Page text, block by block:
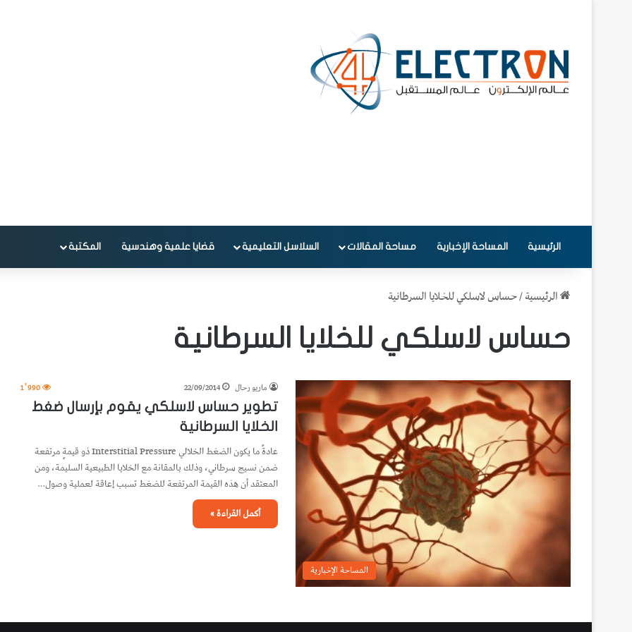
الرئيسية المساحة الإخبارية مساحة المقالات السلاسل التعليمية قضايا علمية وهندسية المكتبة
الرئيسية/حساس لاسلكي للخلايا السرطانية
حساس لاسلكي للخلايا السرطانية
المساحة الإخبارية
ماريو رحال 22/09/2014
1٬990
تطوير حساس لاسلكي يقوم بإرسال ضغط
الخلايا السرطانية
عادةً ما يكون الضغط الخلالي Interstitial Pressure ذو قيمةٍ مرتفعة
ضمن نسيج سرطاني، وذلك بالمقانة مع الخلايا الطبيعية السليمة، ومن
المعتقد أن هذه القيمة المرتفعة للضغط تسبب إعاقة لعملية وصول…
أكمل القراءة »